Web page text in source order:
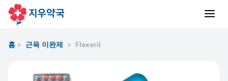
홈 근육 이완제 Flexeril